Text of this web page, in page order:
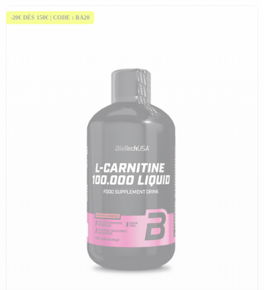
-20€ DÈS 150€ | CODE : BA20